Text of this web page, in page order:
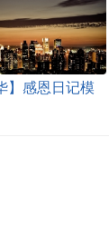
】感恩日记模
篇